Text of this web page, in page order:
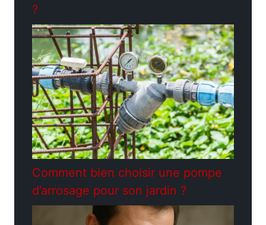
?
Comment bien choisir une pompe
d’arrosage pour son jardin ?